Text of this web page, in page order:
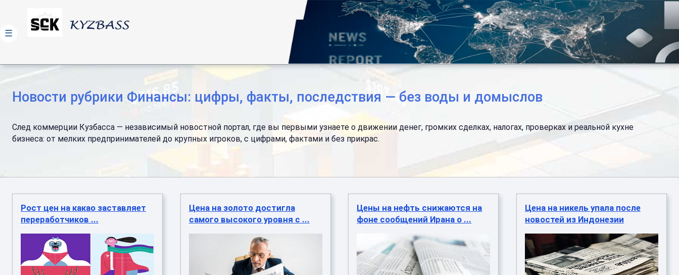
Новости рубрики Финансы: цифры, факты, последствия — без воды и домыслов
След коммерции Кузбасса — независимый новостной портал, где вы первыми узнаете о движении денег, громких сделках, налогах, проверках и реальной кухне
бизнеса: от мелких предпринимателей до крупных игроков, с цифрами, фактами и без прикрас.
Рост цен на какао заставляет
переработчиков ...
Цена на золото достигла
самого высокого уровня с ...
Цены на нефть снижаются на
фоне сообщений Ирана о ...
Цена на никель упала после
новостей из Индонезии
☰